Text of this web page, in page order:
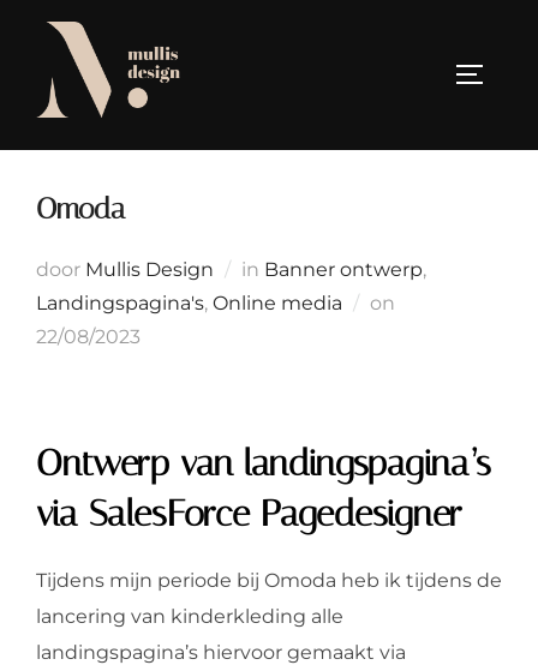
inhoud
Omoda
door Mullis Design in Banner ontwerp,
Landingspagina's, Online media on
22/08/2023
Ontwerp van landingspagina’s
via SalesForce Pagedesigner
Tijdens mijn periode bij Omoda heb ik tijdens de
lancering van kinderkleding alle
landingspagina’s hiervoor gemaakt via